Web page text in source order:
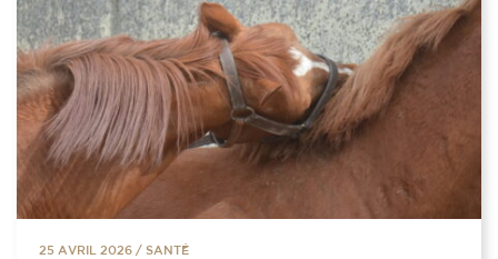
25 AVRIL 2026 / SANTÉ